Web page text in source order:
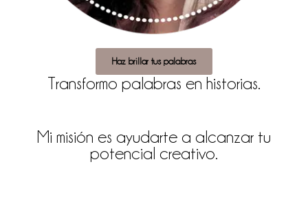
Haz brillar tus palabras
Transformo palabras en historias.
Mi misión es ayudarte a alcanzar tu
potencial creativo.